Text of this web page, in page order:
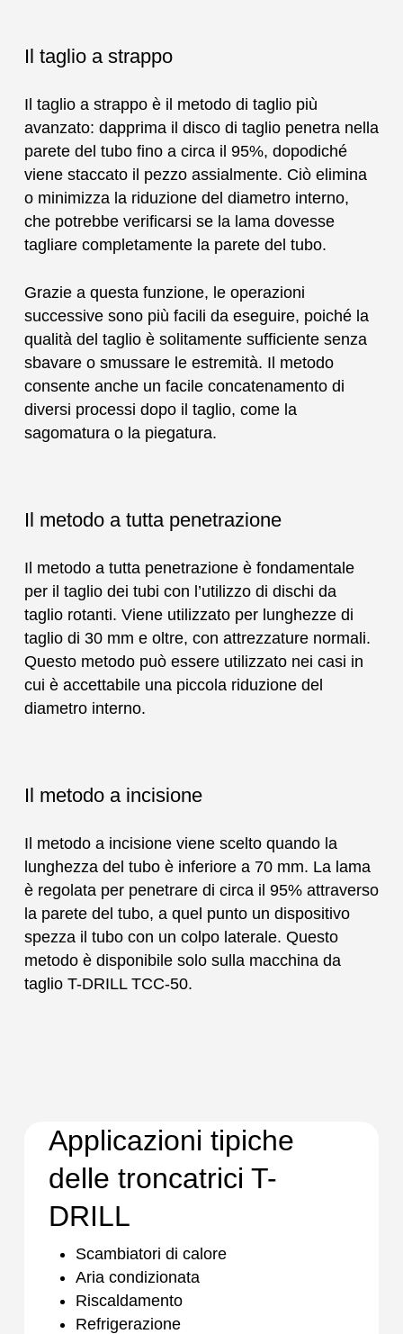
Il taglio a strappo
Il taglio a strappo è il metodo di taglio più
avanzato: dapprima il disco di taglio penetra nella
parete del tubo fino a circa il 95%, dopodiché
viene staccato il pezzo assialmente. Ciò elimina
o minimizza la riduzione del diametro interno,
che potrebbe verificarsi se la lama dovesse
tagliare completamente la parete del tubo.
Grazie a questa funzione, le operazioni
successive sono più facili da eseguire, poiché la
qualità del taglio è solitamente sufficiente senza
sbavare o smussare le estremità. Il metodo
consente anche un facile concatenamento di
diversi processi dopo il taglio, come la
sagomatura o la piegatura.
Il metodo a tutta penetrazione
Il metodo a tutta penetrazione è fondamentale
per il taglio dei tubi con l’utilizzo di dischi da
taglio rotanti. Viene utilizzato per lunghezze di
taglio di 30 mm e oltre, con attrezzature normali.
Questo metodo può essere utilizzato nei casi in
cui è accettabile una piccola riduzione del
diametro interno.
Il metodo a incisione
Il metodo a incisione viene scelto quando la
lunghezza del tubo è inferiore a 70 mm. La lama
è regolata per penetrare di circa il 95% attraverso
la parete del tubo, a quel punto un dispositivo
spezza il tubo con un colpo laterale. Questo
metodo è disponibile solo sulla macchina da
taglio T-DRILL TCC-50.
Applicazioni tipiche
delle troncatrici T-
DRILL
Scambiatori di calore
Aria condizionata
Riscaldamento
Refrigerazione